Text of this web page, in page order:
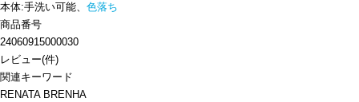
本体:手洗い可能、 色落ち
商品番号
24060915000030
レビュー(件)
関連キーワード
RENATA BRENHA